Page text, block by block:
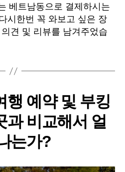
베트남동으로 결제하시는
시한번 꼭 와보고 싶은 장
견 및 리뷰를 남겨주었습
행 예약 및 부킹
과 비교해서 얼
는가?